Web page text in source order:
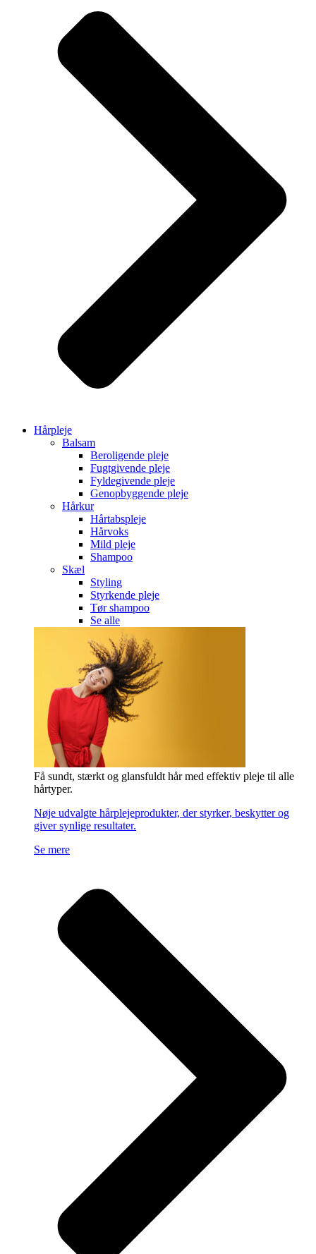
Hårpleje
Balsam
Beroligende pleje
Fugtgivende pleje
Fyldegivende pleje
Genopbyggende pleje
Hårkur
Hårtabspleje
Hårvoks
Mild pleje
Shampoo
Skæl
Styling
Styrkende pleje
Tør shampoo
Se alle
Få sundt, stærkt og glansfuldt hår med effektiv pleje til alle
hårtyper.
Nøje udvalgte hårplejeprodukter, der styrker, beskytter og
giver synlige resultater.
Se mere